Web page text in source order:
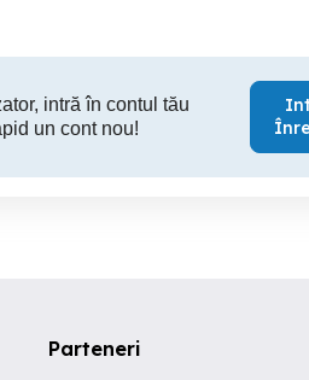
intră în contul tău
un cont nou!
Parteneri